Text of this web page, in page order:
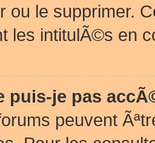
ou le supprimer.
les intitulÃ©s en
puis-je pas
peuvent